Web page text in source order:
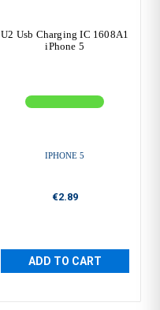
U2 Usb Charging IC 1608A1
iPhone 5
IPHONE 5
€2.89
ADD TO CART